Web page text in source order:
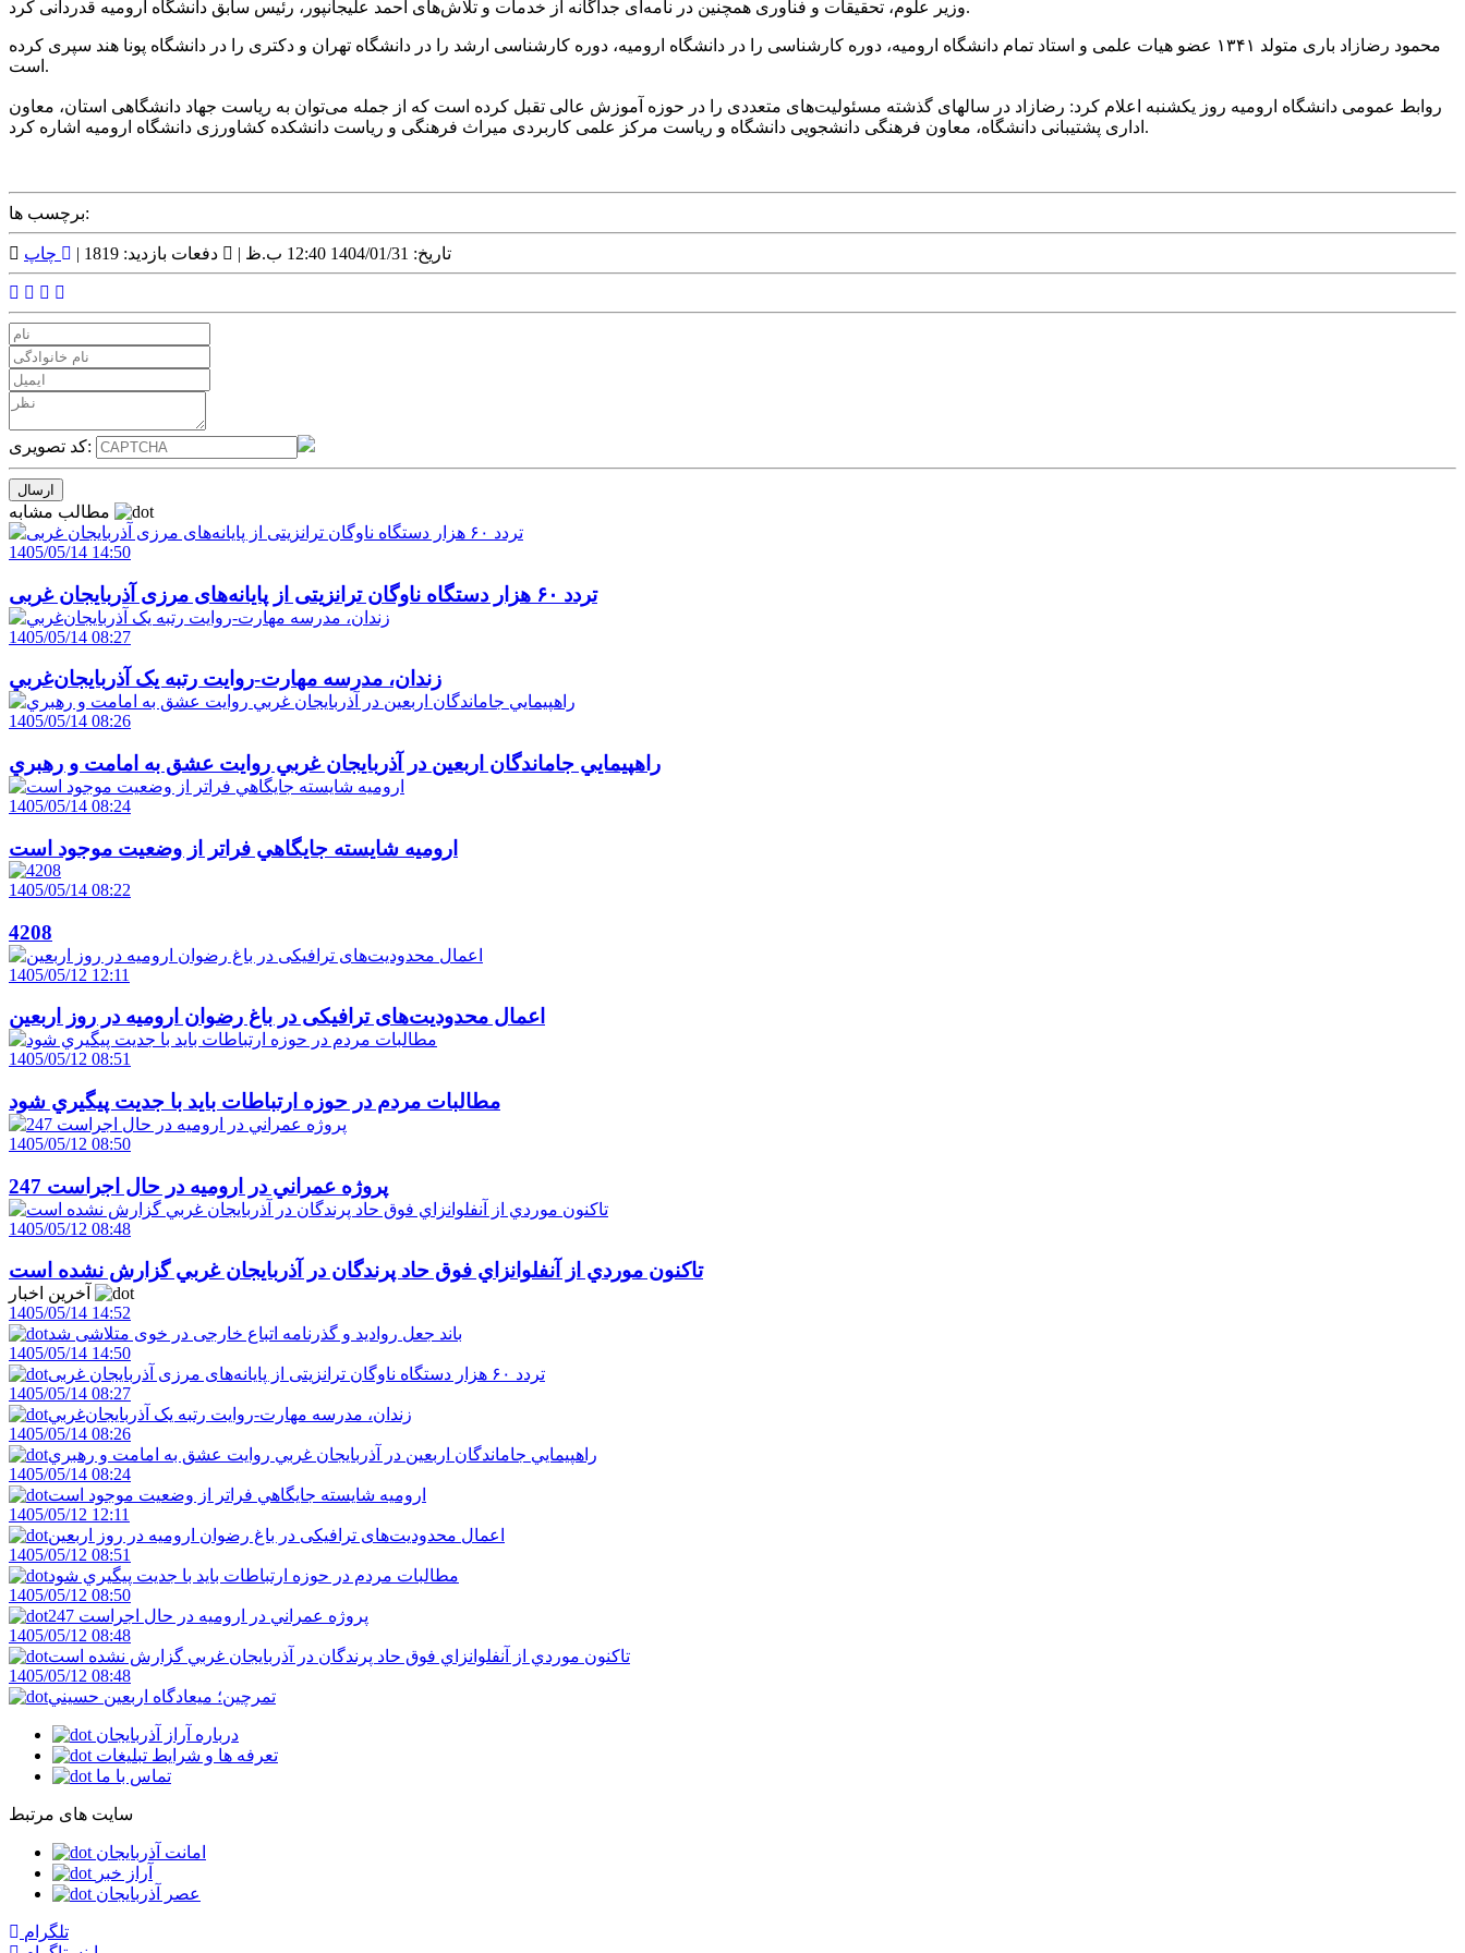
وزیر علوم، تحقیقات و فناوری همچنین در نامه‌ای جداگانه از خدمات و تلاش‌های احمد علیجانپور، رئیس سابق دانشگاه ارومیه قدردانی کرد.
محمود رضازاد باری متولد ۱۳۴۱ عضو هیات علمی و استاد تمام دانشگاه ارومیه، دوره کارشناسی را در دانشگاه ارومیه، دوره کارشناسی ارشد را در دانشگاه تهران و دکتری را در دانشگاه پونا هند سپری کرده
است.
روابط عمومی دانشگاه ارومیه روز یکشنبه اعلام کرد: رضازاد در سالهای گذشته مسئولیت‌های متعددی را در حوزه آموزش عالی تقبل کرده است که از جمله می‌توان به ریاست جهاد دانشگاهی استان، معاون
اداری پشتیبانی دانشگاه، معاون فرهنگی دانشجویی دانشگاه و ریاست مرکز علمی کاربردی میراث فرهنگی و ریاست دانشکده کشاورزی دانشگاه ارومیه اشاره کرد.
برچسب ها:
تاریخ: 1404/01/31 12:40 ب.ظ | دفعات بازدید: 1819 | چاپ
کد تصویری:
1405/05/14 14:50
تردد ۶۰ هزار دستگاه ناوگان ترانزیتی از پایانه‌های مرزی آذربایجان ‌غربی
1405/05/14 08:27
زندان، مدرسه مهارت-روايت رتبه يک آذربايجان‌غربي
1405/05/14 08:26
راهپيمايي جاماندگان اربعين در آذربايجان غربي روايت عشق به امامت و رهبري
1405/05/14 08:24
اروميه شايسته جايگاهي فراتر از وضعيت موجود است
1405/05/14 08:22
4208
1405/05/12 12:11
اعمال محدودیت‌های ترافیکی در باغ رضوان ارومیه در روز اربعین
1405/05/12 08:51
مطالبات مردم در حوزه ارتباطات بايد با جديت پيگيري شود
1405/05/12 08:50
247 پروژه عمراني در اروميه در حال اجراست
1405/05/12 08:48
تاکنون موردي از آنفلوانزاي فوق حاد پرندگان در آذربايجان غربي گزارش نشده است
1405/05/14 14:52
باند جعل روادید و گذرنامه اتباع خارجی در خوی متلاشی شد
1405/05/14 14:50
تردد ۶۰ هزار دستگاه ناوگان ترانزیتی از پایانه‌های مرزی آذربایجان ‌غربی
1405/05/14 08:27
زندان، مدرسه مهارت-روايت رتبه يک آذربايجان‌غربي
1405/05/14 08:26
راهپيمايي جاماندگان اربعين در آذربايجان غربي روايت عشق به امامت و رهبري
1405/05/14 08:24
اروميه شايسته جايگاهي فراتر از وضعيت موجود است
1405/05/12 12:11
اعمال محدودیت‌های ترافیکی در باغ رضوان ارومیه در روز اربعین
1405/05/12 08:51
مطالبات مردم در حوزه ارتباطات بايد با جديت پيگيري شود
1405/05/12 08:50
247 پروژه عمراني در اروميه در حال اجراست
1405/05/12 08:48
تاکنون موردي از آنفلوانزاي فوق حاد پرندگان در آذربايجان غربي گزارش نشده است
1405/05/12 08:48
تمرچين؛ ميعادگاه اربعين حسيني
درباره آراز آذربایجان
تعرفه ها و شرایط تبلیغات
تماس با ما
سایت های مرتبط
امانت آذربایجان
آراز خبر
عصر آذربایجان
تلگرام